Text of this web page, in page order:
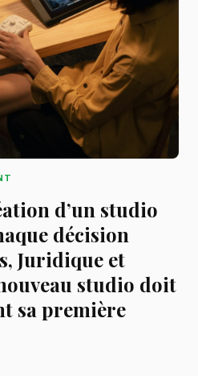
d’un studio
décision
Juridique et
studio doit
sa première